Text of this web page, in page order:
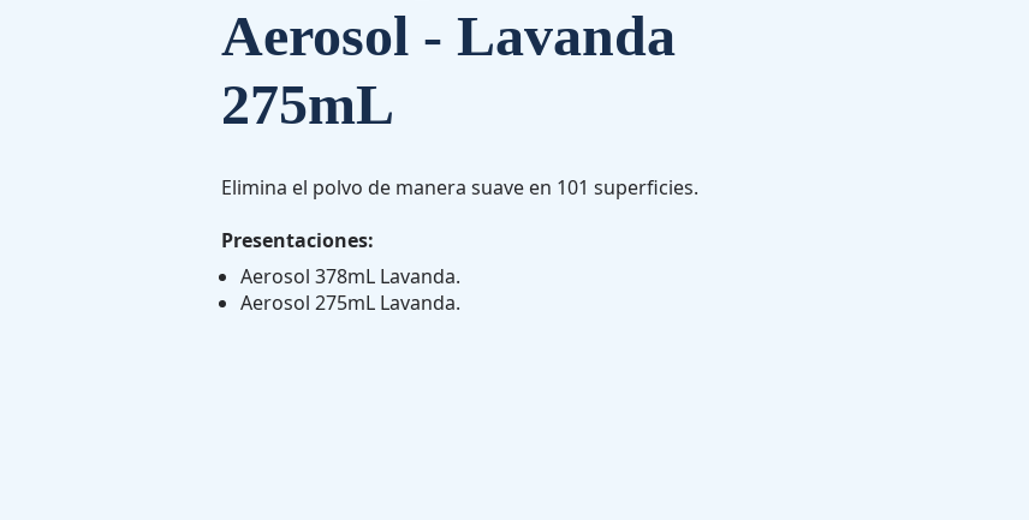
Aerosol - Lavanda
275mL
Elimina el polvo de manera suave en 101 superficies.
Presentaciones:
Aerosol 378mL Lavanda.
Aerosol 275mL Lavanda.